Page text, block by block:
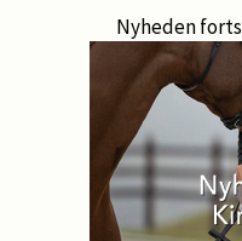
Nyheden